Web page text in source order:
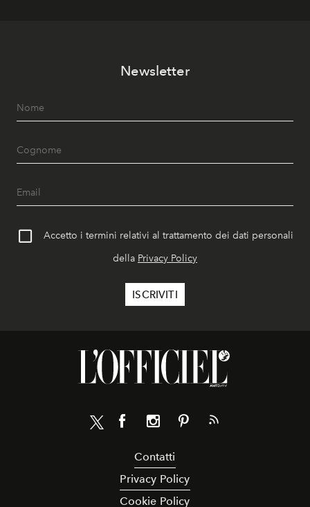
Newsletter
Accetto i termini relativi al trattamento dei dati personali
della Privacy Policy
Contatti
Privacy Policy
Cookie Policy